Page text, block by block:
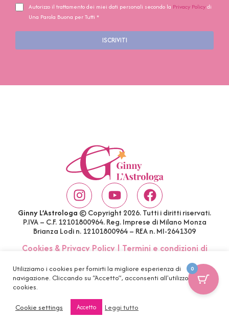
Autorizzo il trattamento dei miei dati personali secondo la Privacy Policydi
Una Parola Buona per Tutti *
ISCRIVITI
Ginny L’Astrologa © Copyright 2026. Tutti i diritti riservati.
P.IVA – C.F. 12101800964. Reg. Imprese di Milano Monza
Brianza Lodi n. 12101800964 – REA n. MI-2641309
Cookies & Privacy Policy| Termini e condizioni di
Utilizziamo i cookies per fornirti la migliore esperienza di
navigazione. Cliccando su “Accetto”, acconsenti all'utilizzo di tutti i
cookies.
Cookie settings
Accetto Leggi tutto
0